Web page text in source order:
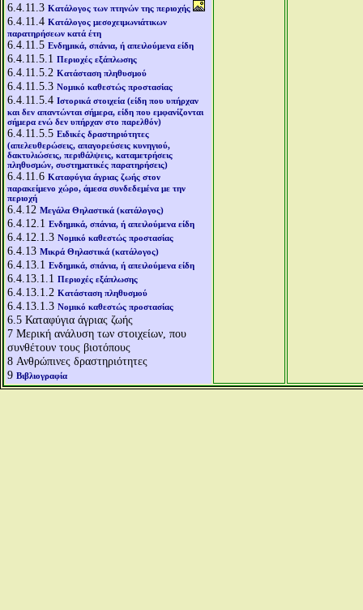
6.4.11.3 Κατάλογος των πτηνών της περιοχής
6.4.11.4 Κατάλογος μεσοχειμωνιάτικων
παρατηρήσεων κατά έτη
6.4.11.5 Ενδημικά, σπάνια, ή απειλούμενα είδη
6.4.11.5.1 Περιοχές εξάπλωσης
6.4.11.5.2 Κατάσταση πληθυσμού
6.4.11.5.3 Νομικό καθεστώς προστασίας
6.4.11.5.4 Ιστορικά στοιχεία (είδη που υπήρχαν
και δεν απαντώνται σήμερα, είδη που εμφανίζονται
σήμερα ενώ δεν υπήρχαν στο παρελθόν)
6.4.11.5.5 Ειδικές δραστηριότητες
(απελευθερώσεις, απαγορεύσεις κυνηγιού,
δακτυλιώσεις, περιθάλψεις, καταμετρήσεις
πληθυσμών, συστηματικές παρατηρήσεις)
6.4.11.6 Καταφύγια άγριας ζωής στον
παρακείμενο χώρο, άμεσα συνδεδεμένα με την
περιοχή
6.4.12 Μεγάλα Θηλαστικά (κατάλογος)
6.4.12.1 Ενδημικά, σπάνια, ή απειλούμενα είδη
6.4.12.1.3 Νομικό καθεστώς προστασίας
6.4.13 Μικρά Θηλαστικά (κατάλογος)
6.4.13.1 Ενδημικά, σπάνια, ή απειλούμενα είδη
6.4.13.1.1 Περιοχές εξάπλωσης
6.4.13.1.2 Κατάσταση πληθυσμού
6.4.13.1.3 Νομικό καθεστώς προστασίας
6.5 Καταφύγια άγριας ζωής
7 Μερική ανάλυση των στοιχείων, που
συνθέτουν τους βιοτόπους
8 Ανθρώπινες δραστηριότητες
9 Βιβλιογραφία